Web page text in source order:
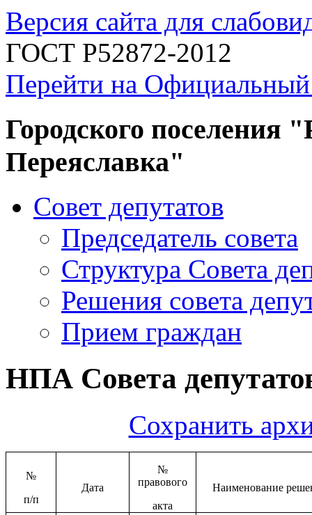
Версия сайта для
ГОСТ Р52872-2012
Перейти на
Городского поселения
Переяславка"
Совет депутатов
Председатель совета
Структура Совета
Решения совета
Прием граждан
НПА Совета
Сохранить
№
п/п
Дата
№
правового
акта
Наименование